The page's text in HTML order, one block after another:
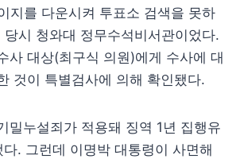
지를 다운시켜 투표소 검색을 못하
시 청와대 정무수석비서관이었다.
사 대상(최구식 의원)에게 수사에 대
것이 특별검사에 의해 확인됐다.
밀누설죄가 적용돼 징역 1년 집행유
. 그런데 이명박 대통령이 사면해